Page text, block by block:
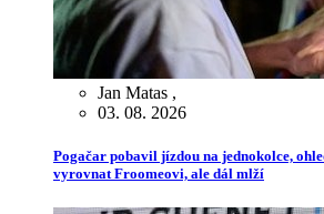
Jan Matas ,
03. 08. 2026
Pogačar pobavil jízdou na jednokolce,
vyrovnat Froomeovi, ale dál mlží